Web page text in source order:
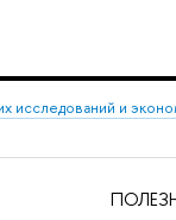
исследований и